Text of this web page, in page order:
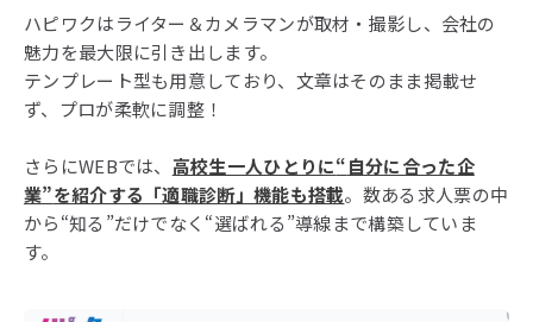
ハピワクはライター＆カメラマンが取材・撮影し、会社の
魅力を最大限に引き出します。
テンプレート型も用意しており、文章はそのまま掲載せ
ず、プロが柔軟に調整！
さらにWEBでは、 高校生一人ひとりに“自分に合った企
業”を紹介する「適職診断」機能も搭載。数ある求人票の中
から“知る”だけでなく“選ばれる”導線まで構築していま
す。